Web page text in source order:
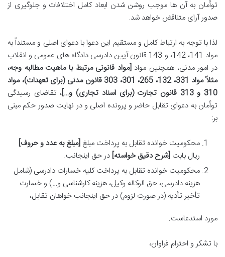
توأمان به آن ها موجب روشن شدن ابعاد کامل اختلافات و جلوگیری از
صدور آرای متناقض خواهد شد.
لذا با توجه به ارتباط کامل و مستقیم این دعوا با دعوای اصلی و مستنداً به
مواد 141، 142، و 143 قانون آیین دادرسی دادگاه های عمومی و انقلاب
در امور مدنی، همچنین مواد [مواد قانونی مرتبط با ماهیت مطالبه وجه،
مثلاً مواد 331، 132، 265، 301، 303 قانون مدنی (برای تعهدات)، مواد
310 و 313 قانون تجارت (برای اسناد تجاری) و…]
، تقاضای رسیدگی
توأمان به دعوای تقابل حاضر و پرونده اصلی و در نهایت صدور حکم مبنی
بر:
محکومیت خوانده تقابل به پرداخت مبلغ [مبلغ به عدد و حروف]
ریال بابت [شرح دقیق خواسته] در حق اینجانب.
محکومیت خوانده تقابل به پرداخت کلیه خسارات دادرسی (شامل
هزینه دادرسی، حق الوکاله وکیل، هزینه کارشناسی و…) و خسارت
تأخیر تأدیه (در صورت لزوم) در حق اینجانب خواهان تقابل،
مورد استدعاست.
با تشکر و احترام فراوان،